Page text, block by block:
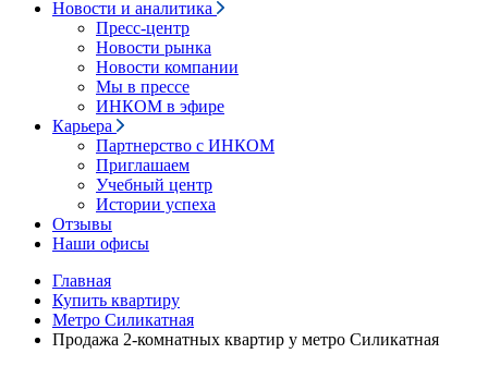
Новости и аналитика
Пресс-центр
Новости рынка
Новости компании
Мы в прессе
ИНКОМ в эфире
Карьера
Партнерство с ИНКОМ
Приглашаем
Учебный центр
Истории успеха
Отзывы
Наши офисы
Главная
Купить квартиру
Метро Силикатная
Продажа 2-комнатных квартир у метро Силикатная